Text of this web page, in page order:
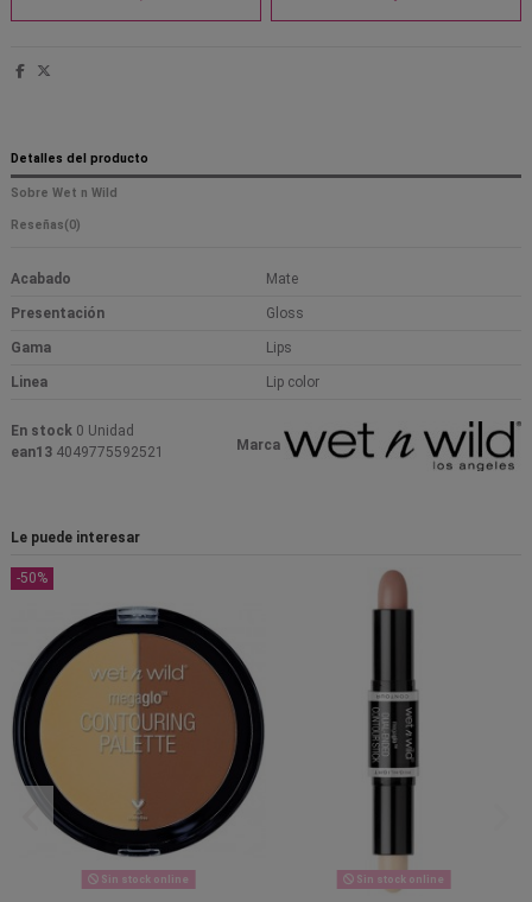
Detalles del producto
Sobre Wet n Wild
Reseñas(0)
Acabado Mate
Presentación Gloss
Gama Lips
Linea Lip color
Marca
En stock 0 Unidad
ean13 4049775592521
Le puede interesar
-50%
Sin stock online Sin stock online